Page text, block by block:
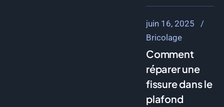
juin 16, 2025
Bricolage
Comment
réparer une
fissure dans le
plafond